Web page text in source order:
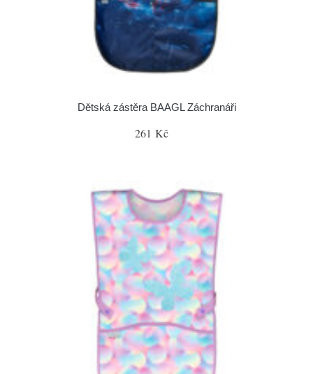
Dětská zástěra BAAGL Záchranáři
261 Kč